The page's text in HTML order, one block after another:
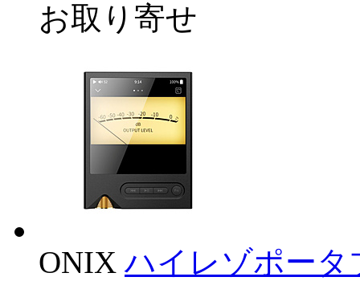
お取り寄せ
ONIX ハイレゾポータ